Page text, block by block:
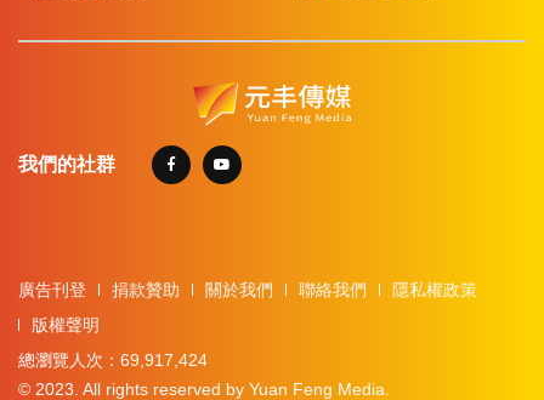
我們的社群
廣告刊登 捐款贊助 關於我們 聯絡我們
隱私權政策
版權聲明
總瀏覽人次：69,917,424
© 2023. All rights reserved by Yuan Feng Media.